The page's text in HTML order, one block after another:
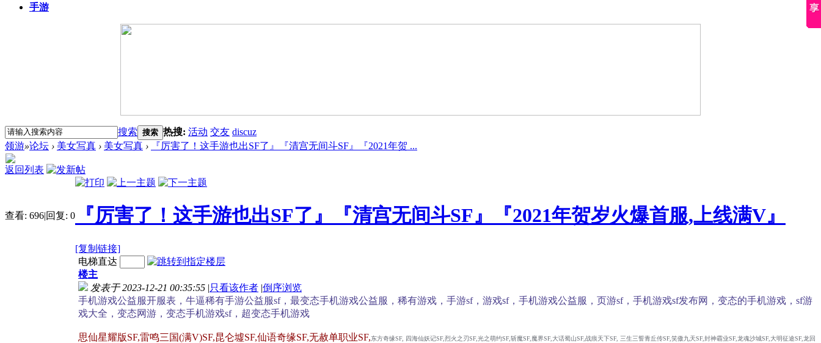
手游
搜索 搜索 热搜: 活动 交友 discuz
领游»论坛 › 美女写真 › 美女写真 › 『厉害了！这手游也出SF了』『清宫无间斗SF』『2021年贺 ...
返回列表
查看: 696|回复: 0 『厉害了！这手游也出SF了』『清宫无间斗SF』『2021年贺岁火爆首服,上线满V』
[复制链接]
电梯直达
楼主
发表于 2023-12-21 00:35:55 |只看该作者 |倒序浏览
手机游戏公益服开服表，牛逼稀有手游公益服sf，最变态手机游戏公益服，稀有游戏，手游sf，游戏sf，手机游戏公益服，页游sf，手机游戏sf发布网，变态的手机游戏，sf游
戏大全，变态网游，变态手机游戏sf，超变态手机游戏
思仙星耀版SF,雷鸣三国(满V)SF,昆仑墟SF,仙语奇缘SF,无赦单职业SF,东方奇缘SF, 四海仙妖记SF,烈火之刃SF,光之萌约SF,斩魔SF,魔界SF,大话蜀山SF,战痕天下SF, 三生三誓青丘传SF,笑傲九天SF,封神霸业SF,龙魂沙城SF,大明征途SF,龙回